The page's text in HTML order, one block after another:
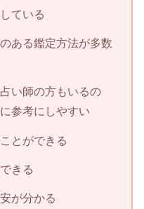
ている
ある鑑定方法が多数
い師の方もいるの
参考にしやすい
とができる
きる
が分かる